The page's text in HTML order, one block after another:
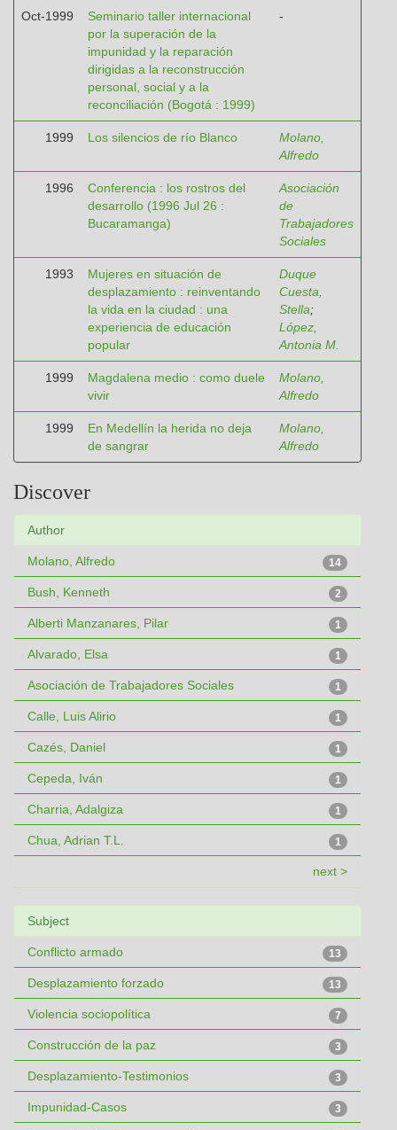
Oct-1999
Seminario taller internacional
por la superación de la
impunidad y la reparación
dirigidas a la reconstrucción
personal, social y a la
reconciliación (Bogotá : 1999)
-
1999 Los silencios de río Blanco
Molano,
Alfredo
1996
Conferencia : los rostros del
desarrollo (1996 Jul 26 :
Bucaramanga)
Asociación
de
Trabajadores
Sociales
1993
Mujeres en situación de
desplazamiento : reinventando
la vida en la ciudad : una
experiencia de educación
popular
Duque
Cuesta,
Stella;
López,
Antonia M.
1999
Magdalena medio : como duele
vivir
Molano,
Alfredo
1999
En Medellín la herida no deja
de sangrar
Molano,
Alfredo
Discover
Author
14
Molano, Alfredo
2
Bush, Kenneth
1
Alberti Manzanares, Pilar
1
Alvarado, Elsa
1
Asociación de Trabajadores Sociales
1
Calle, Luis Alirio
1
Cazés, Daniel
1
Cepeda, Iván
1
Charria, Adalgiza
1
Chua, Adrian T.L.
next >
Subject
13
Conflicto armado
13
Desplazamiento forzado
7
Violencia sociopolítica
3
Construcción de la paz
3
Desplazamiento-Testimonios
3
Impunidad-Casos